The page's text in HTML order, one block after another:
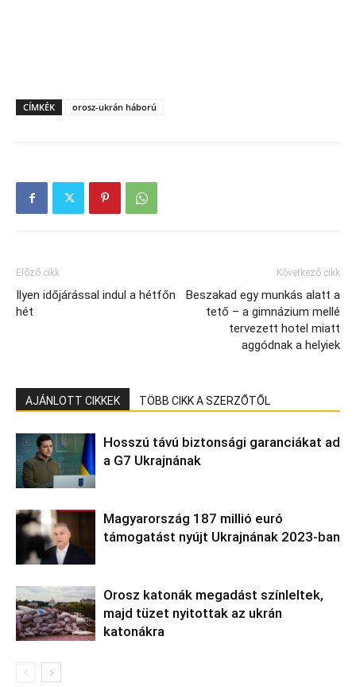
CÍMKÉK orosz-ukrán háború
Előző cikk
Ilyen időjárással indul a hétfőn
hét
Következő cikk
Beszakad egy munkás alatt a
tető – a gimnázium mellé
tervezett hotel miatt
aggódnak a helyiek
AJÁNLOTT CIKKEK TÖBB CIKK A SZERZŐTŐL
Hosszú távú biztonsági garanciákat ad
a G7 Ukrajnának
Magyarország 187 millió euró
támogatást nyújt Ukrajnának 2023-ban
Orosz katonák megadást színleltek,
majd tüzet nyitottak az ukrán
katonákra